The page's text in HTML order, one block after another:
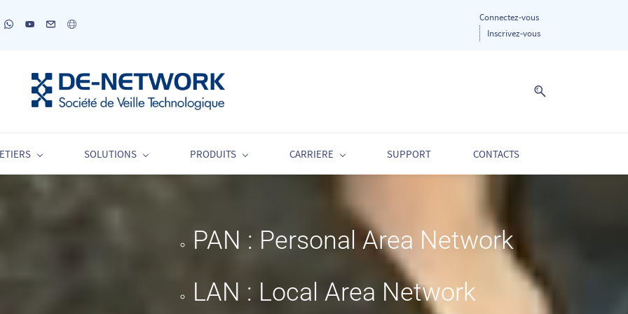
Connectez-vous
Inscrivez-vous
SOLUTIONS PRODUITS CARRIERE SUPPORT CONTACTS
​PAN : Personal Area Network
LAN : Local Area Network